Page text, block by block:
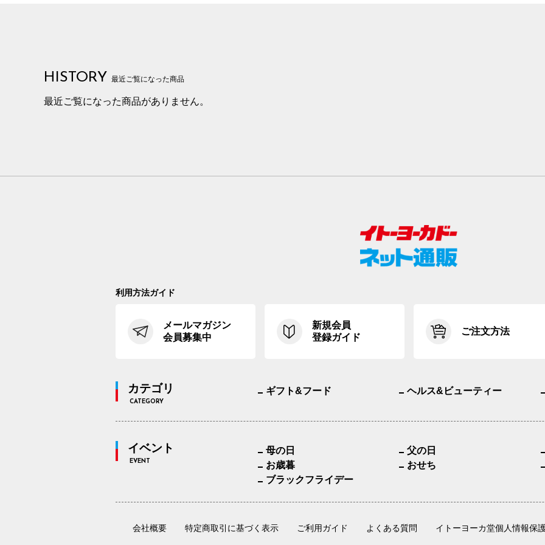
HISTORY 最近ご覧になった商品
最近ご覧になった商品がありません。
利用方法ガイド
メールマガジン
会員募集中
新規会員
登録ガイド
ご注文方法
カテゴリ
CATEGORY
ギフト&フード ヘルス&ビューティー
イベント
EVENT
母の日
父の日
お歳暮
おせち
ブラックフライデー
会社概要 特定商取引に基づく表示 ご利用ガイド よくある質問 イトーヨーカ堂個人情報保